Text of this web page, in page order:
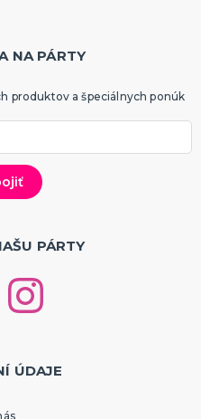
NA PÁRTY
produktov a špeciálnych ponúk
PÁRTY
ÚDAJE